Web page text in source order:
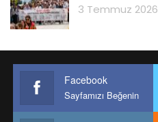
3 Temmuz 2026
Facebook
Sayfamızı Beğenin